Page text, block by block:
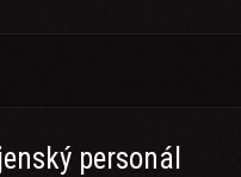
personál